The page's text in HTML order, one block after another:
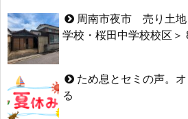
周南市夜市 売り土地
学校・桜田中学校校区
ため息とセミの声。
る